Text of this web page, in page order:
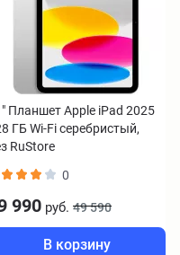
Планшет Apple iPad 2025
ГБ Wi-Fi серебристый,
RuStore
0
990 руб. 49 590
В корзину